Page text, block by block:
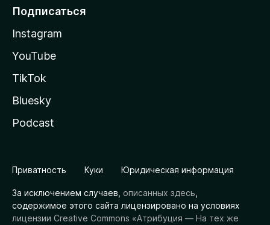
Подписаться
Instagram
YouTube
TikTok
Bluesky
Podcast
Приватность Куки Юридическая информация
За исключением случаев, описанных здесь
содержимое этого сайта лицензировано на условиях
лицензии Creative Commons «Атрибуция — На тех же